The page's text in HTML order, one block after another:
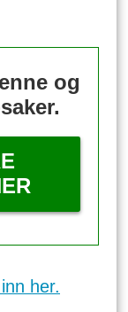
og
her.